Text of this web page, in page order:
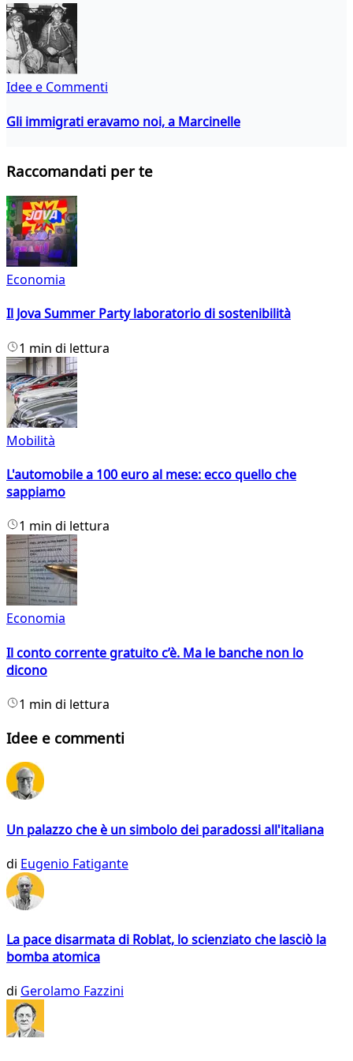
Idee e Commenti
Gli immigrati eravamo noi, a Marcinelle
Raccomandati per te
Economia
Il Jova Summer Party laboratorio di sostenibilità
1 min di lettura
Mobilità
L'automobile a 100 euro al mese: ecco quello che
sappiamo
1 min di lettura
Economia
Il conto corrente gratuito c’è. Ma le banche non lo
dicono
1 min di lettura
Idee e commenti
Un palazzo che è un simbolo dei paradossi all'italiana
di Eugenio Fatigante
La pace disarmata di Roblat, lo scienziato che lasciò la
bomba atomica
di Gerolamo Fazzini